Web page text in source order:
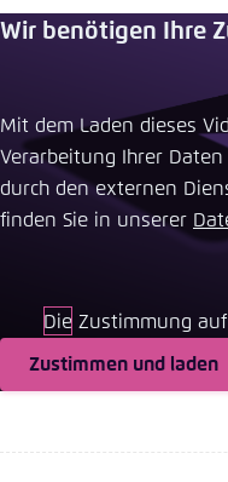
Wir benötigen Ihre
Mit dem Laden dieses
Verarbeitung Ihrer
durch den externen
finden Sie in unserer ​
Die Zustimmung
Zustimmen und laden